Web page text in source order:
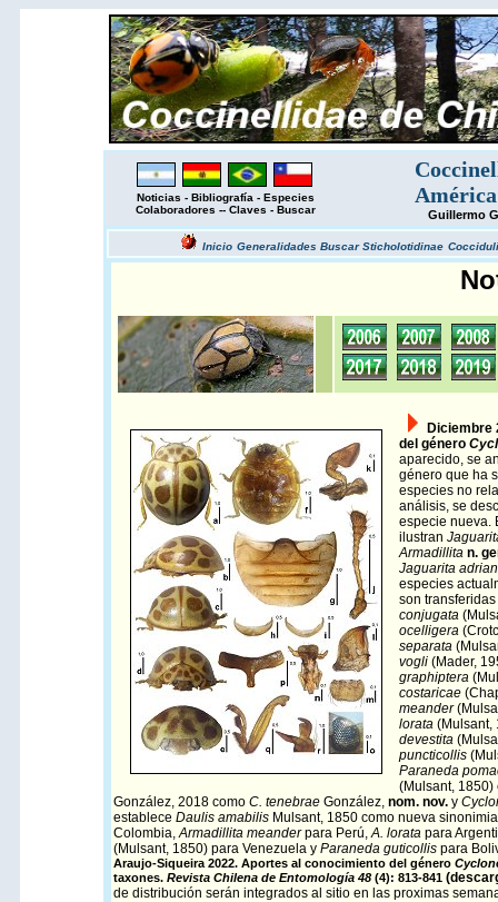
Noticias - Bibliografía - Especies
Colaboradores -- Claves - Buscar Guillermo
Inicio Generalidades BuscarSticholotidinae
Diciembre
del género
aparecido, se
género que ha
especies no
análisis, se
especie nueva.
ilustran
Armadillita n.
Jaguarita
especies
son
conjugata
ocelligera
separata
vogli (Mader,
graphiptera
costaricae
meander
lorata (Mulsant,
devestita
puncticollis
Paraneda
(Mulsant,
González, 2018 como C. tenebrae González, nom. nov. y
establece Daulis amabilis Mulsant, 1850 como nueva
Colombia,Armadillita meanderpara Perú,A. lorata para
(Mulsant, 1850) para Venezuela y Paraneda guticollis para
Araujo-Siqueira 2022. Aportes al conocimiento del género
taxones. Revista Chilena de Entomología 48 (4): 813-841 (
de distribución serán integrados al sitio en las proximas